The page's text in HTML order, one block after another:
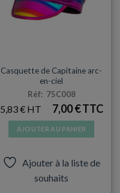
Casquette de Capitaine arc-
en-ciel
Réf: 75C008
5,83€ 7,00€
AJOUTER AU PANIER
Ajouter à la liste de
souhaits